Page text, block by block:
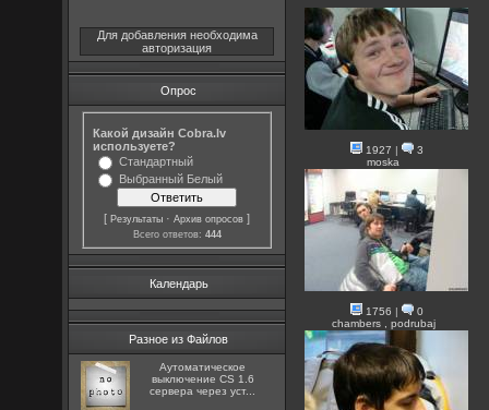
Для добавления необходима
авторизация
Опрос
Какой дизайн Cobra.lv
используете?
Стандартный
Выбранный Белый
[Результаты ·Архив опросов ]
Всего ответов: 444
Календарь
Разное из Файлов
Аутоматическое
выключение CS 1.6
сервера через уст...
1927 |
3
moska
1756 |
0
chambers , podrubaj